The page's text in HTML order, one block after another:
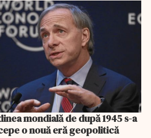
mondială de după 1945 s-a
o nouă eră geopolitică